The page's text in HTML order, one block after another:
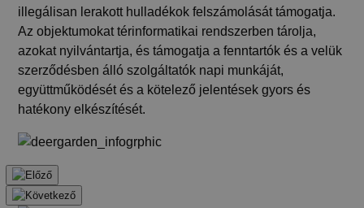
illegálisan lerakott hulladékok felszámolását támogatja.
Az objektumokat térinformatikai rendszerben tárolja,
azokat nyilvántartja, és támogatja a fenntartók és a velük
szerződésben álló szolgáltatók napi munkáját,
együttműködését és a kötelező jelentések gyors és
hatékony elkészítését.